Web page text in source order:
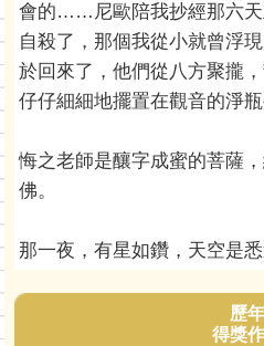
會的……尼歐陪我抄經那六天
自殺了，那個我從小就曾浮
於回來了，他們從八方聚攏
仔仔細細地擺置在觀音的淨瓶
悔之老師是釀字成蜜的菩薩
佛。
那一夜，有星如鑽，天空是悉
歷年
得獎